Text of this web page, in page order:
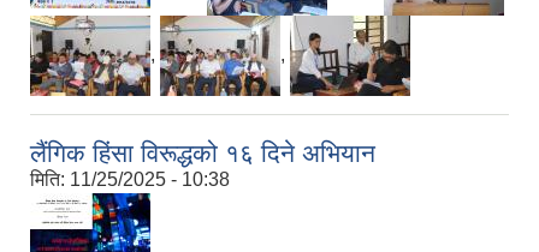
, ,
लैंगिक हिंसा विरूद्धको १६ दिने अभियान
मिति: 11/25/2025 - 10:38